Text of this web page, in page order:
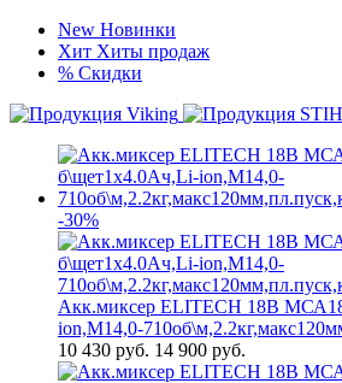
New Новинки
Хит Хиты продаж
% Скидки
-30%
Акк.миксер ELITECH 18В
ion,М14,0-
10 430 руб. 14 900 руб.